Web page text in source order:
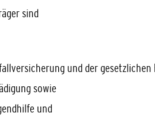
sind
und der
sowie
und